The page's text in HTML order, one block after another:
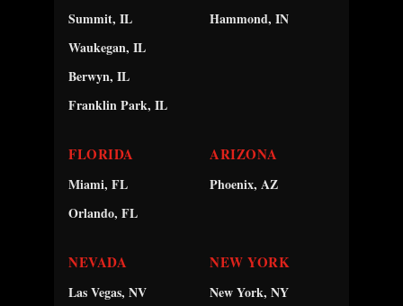
Summit, IL
Waukegan, IL
Berwyn, IL
Franklin Park, IL
Hammond, IN
FLORIDA
Miami, FL
Orlando, FL
ARIZONA
Phoenix, AZ
NEVADA
Las Vegas, NV
NEW YORK
New York, NY